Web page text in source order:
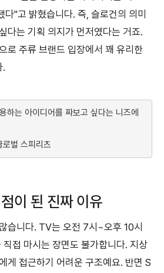
다"고 밝혔습니다. 즉, 슬로건의 의미
다는 기획 의지가 먼저였다는 거죠.
로 주류 브랜드 입장에서 꽤 유리한
.
하는 아이디어를 짜보고 싶다는 니즈에
로벌 스피리츠
이 된 진짜 이유
습니다. TV는 오전 7시~오후 10시
접 마시는 장면도 불가합니다. 지상
게 접근하기 어려운 구조예요. 반면 S